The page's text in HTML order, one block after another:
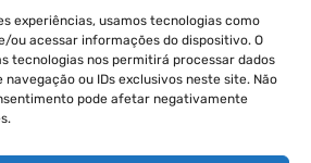
experiências, usamos tecnologias como
ou acessar informações do dispositivo. O
tecnologias nos permitirá processar dados
ou IDs exclusivos neste site. Não
pode afetar negativamente
Portal 8/8 Abre
Onda De
Em Massa
COM PROPÓSITO
Mais Pelo